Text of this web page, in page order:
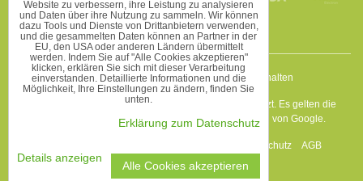
2009-2026 © Bomba s.r.o.Alle Rechte vorbehalten
Diese Seite ist durch reCAPTCHA und Google geschützt. Es gelten die
Datenschutzbestimmungena Nutzungsbedingungen von Google.
Erklärung zum Datenschutz AGB
Website erstellt mit:BiznisWeb.sk
Website zu verbessern, ihre Leistung zu analysieren
und Daten über ihre Nutzung zu sammeln. Wir können
dazu Tools und Dienste von Drittanbietern verwenden,
und die gesammelten Daten können an Partner in der
EU, den USA oder anderen Ländern übermittelt
werden. Indem Sie auf "Alle Cookies akzeptieren"
klicken, erklären Sie sich mit dieser Verarbeitung
einverstanden. Detaillierte Informationen und die
Möglichkeit, Ihre Einstellungen zu ändern, finden Sie
unten.
Erklärung zum Datenschutz
Details anzeigen
Alle Cookies akzeptieren